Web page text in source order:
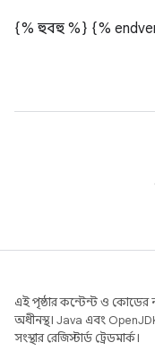
{% হুবহু %} {%
এই পৃষ্ঠার কন্টেন্ট ও কোডের
অধীনস্থ। Java এবং
সংস্থার রেজিস্টার্ড ট্রেডমার্ক।